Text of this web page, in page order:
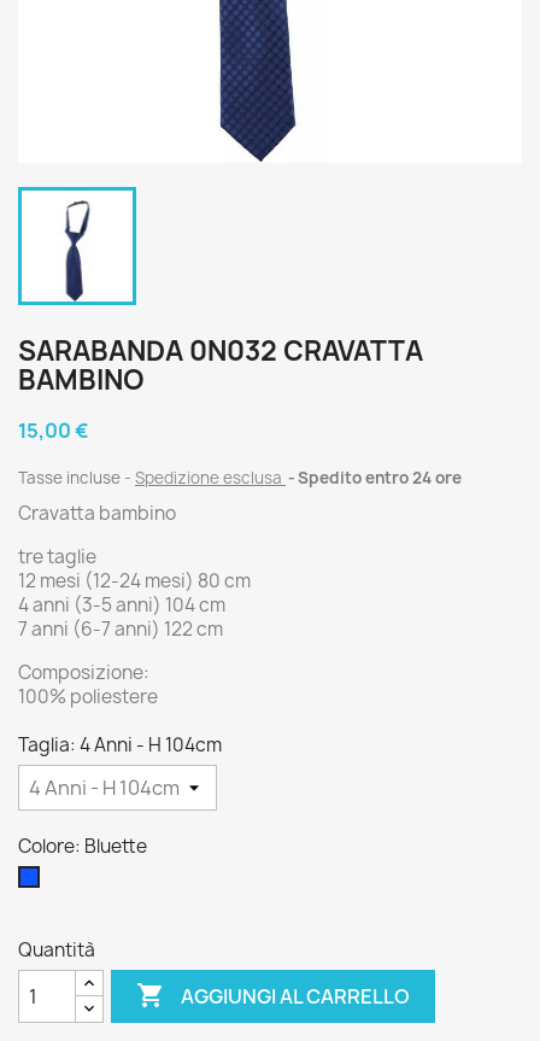
SARABANDA 0N032 CRAVATTA
BAMBINO
15,00 €
Tasse incluse Spedizione esclusa Spedito entro 24 ore
Cravatta bambino
tre taglie
12 mesi (12-24 mesi) 80 cm
4 anni (3-5 anni) 104 cm
7 anni (6-7 anni) 122 cm
Composizione:
100% poliestere
Taglia: 4 Anni - H 104cm
Colore: Bluette
Quantità
 AGGIUNGI AL CARRELLO